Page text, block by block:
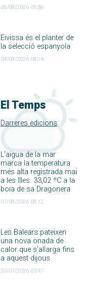
06/08/2026 05:36
Eivissa és el planter de
la selecció espanyola
04/08/2026 08:24
El Temps
Darreres edicions
L’aigua de la mar
marca la temperatura
més alta registrada mai
a les Illes: 33,02 ºC a la
boia de sa Dragonera
07/08/2026 08:12
Les Balears pateixen
una nova onada de
calor que s’allarga fins
a aquest dijous
20/07/2026 03:47